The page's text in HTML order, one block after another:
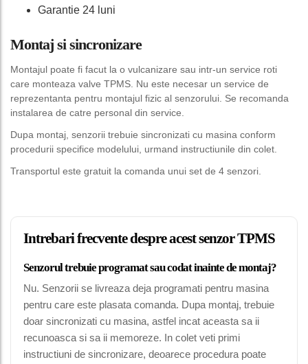
Garantie 24 luni
Montaj si sincronizare
Montajul poate fi facut la o vulcanizare sau intr-un service roti
care monteaza valve TPMS. Nu este necesar un service de
reprezentanta pentru montajul fizic al senzorului. Se recomanda
instalarea de catre personal din service.
Dupa montaj, senzorii trebuie sincronizati cu masina conform
procedurii specifice modelului, urmand instructiunile din colet.
Transportul este gratuit la comanda unui set de 4 senzori.
Intrebari frecvente despre acest senzor TPMS
Senzorul trebuie programat sau codat inainte de montaj?
Nu. Senzorii se livreaza deja programati pentru masina
pentru care este plasata comanda. Dupa montaj, trebuie
doar sincronizati cu masina, astfel incat aceasta sa ii
recunoasca si sa ii memoreze. In colet veti primi
instructiuni de sincronizare, deoarece procedura poate